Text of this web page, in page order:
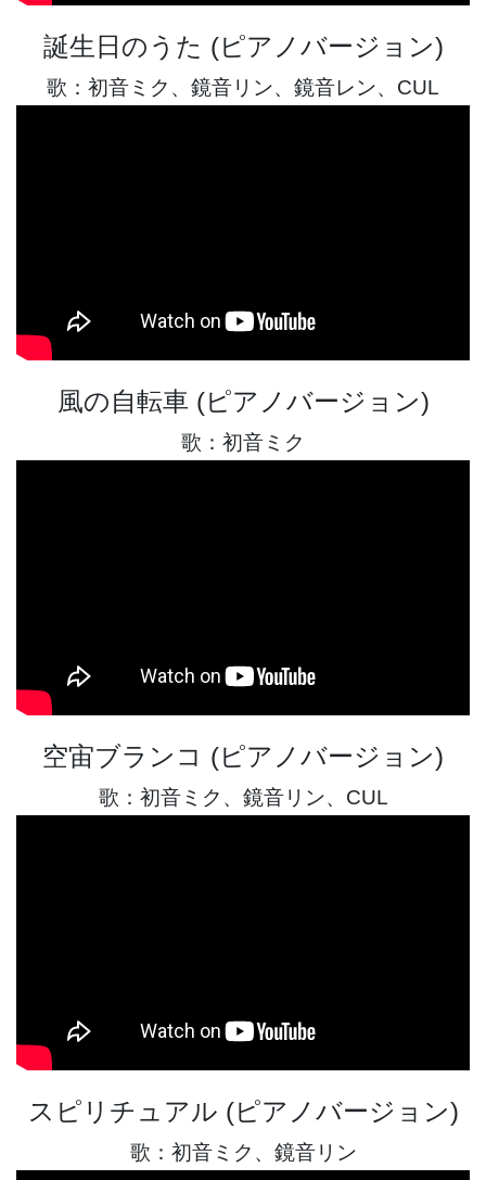
誕生日のうた (ピアノバージョン)
歌：初音ミク、鏡音リン、鏡音レン、CUL
風の自転車 (ピアノバージョン)
歌：初音ミク
空宙ブランコ (ピアノバージョン)
歌：初音ミク、鏡音リン、CUL
スピリチュアル (ピアノバージョン)
歌：初音ミク、鏡音リン